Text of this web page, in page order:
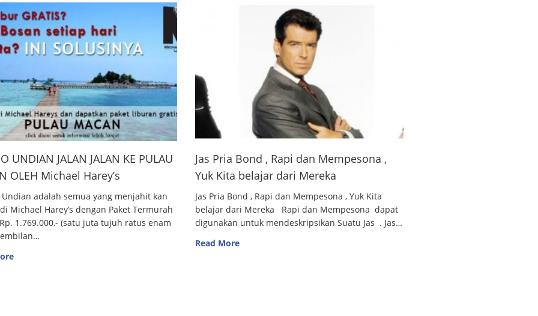
UNDIAN JALAN JALAN KE PULAU
OLEH Michael Harey’s
Undian adalah semua yang menjahit kan
Michael Harey’s dengan Paket Termurah
1.769.000,- (satu juta tujuh ratus enam
Jas Pria Bond , Rapi dan Mempesona ,
Yuk Kita belajar dari Mereka
Jas Pria Bond , Rapi dan Mempesona , Yuk Kita
belajar dari Mereka Rapi dan Mempesona dapat
digunakan untuk mendeskripsikan Suatu Jas . Jas…
Read More